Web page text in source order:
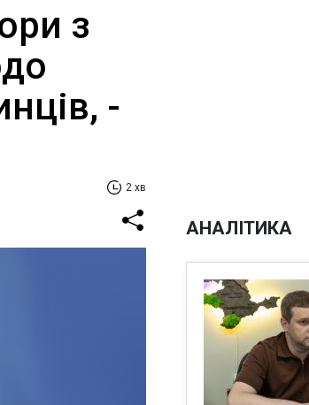
з
-
2 хв
АНАЛІТИКА